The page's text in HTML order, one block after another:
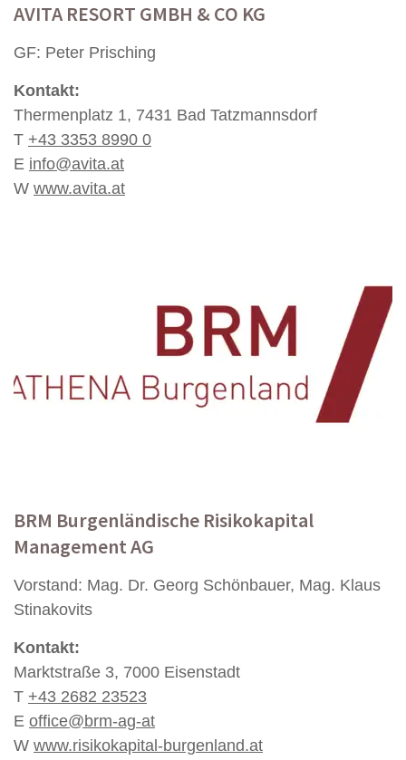
AVITA RESORT GMBH & CO KG
GF: Peter Prisching
Kontakt:
Thermenplatz 1, 7431 Bad Tatzmannsdorf
T +43 3353 8990 0
E info@avita.at
W www.avita.at
BRM Burgenländische Risikokapital
Management AG
Vorstand: Mag. Dr. Georg Schönbauer, Mag. Klaus
Stinakovits
Kontakt:
Marktstraße 3, 7000 Eisenstadt
T +43 2682 23523
E office@brm-ag-at
W www.risikokapital-burgenland.at